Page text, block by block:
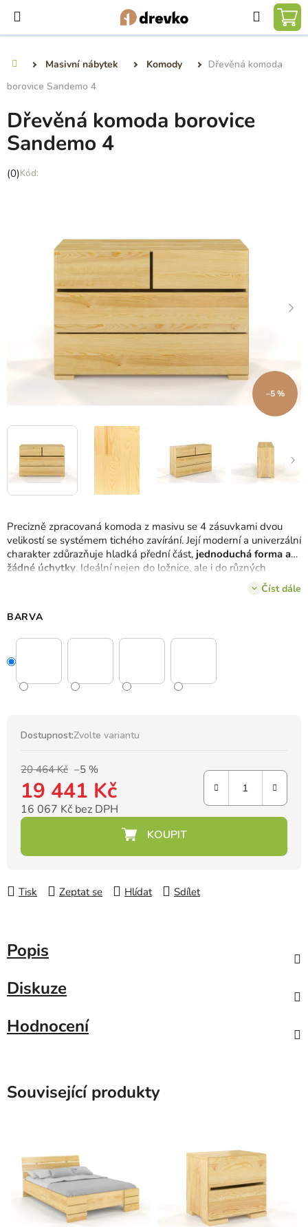
obsah
Hledat
Masivní nábytek Komody
Dřevěná komoda
borovice Sandemo 4
Precizně zpracovaná komoda z masivu se 4 zásuvkami dvou
velikostí se systémem tichého zavírání. Její moderní a univerzální
charakter zdůrazňuje hladká přední část, jednoduchá forma a
žádné úchytky. Ideální nejen do ložnice, ale i do různých
Číst dále
BARVA
Dostupnost:Zvolte variantu
20 464 Kč –5 %
19 441 Kč
16 067 Kč bez DPH
Tisk Zeptat se Hlídat Sdílet
Dřevěná komoda borovice
Sandemo 4
Průměrné
(0)
–5 %
Popis
Diskuze
Hodnocení
Související produkty